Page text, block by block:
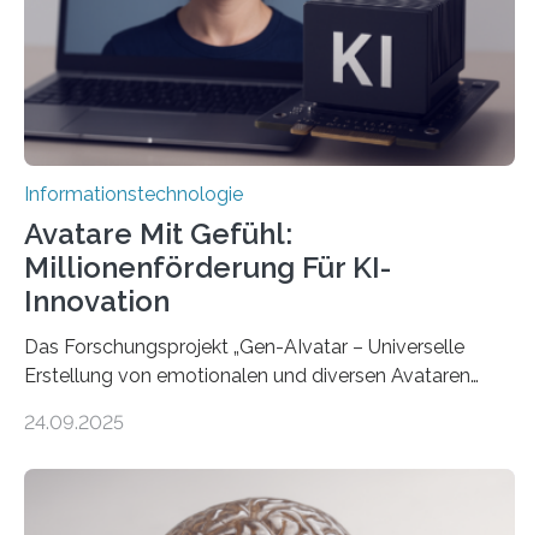
Informationstechnologie
Avatare Mit Gefühl:
Millionenförderung Für KI-
Innovation
Das Forschungsprojekt „Gen-AIvatar – Universelle
Erstellung von emotionalen und diversen Avataren
Förderung in Höhe von rund 2 Millionen Euro. Dabei
der MindPort GmbH eine neuartige, KI-gestützte
24.09.2025